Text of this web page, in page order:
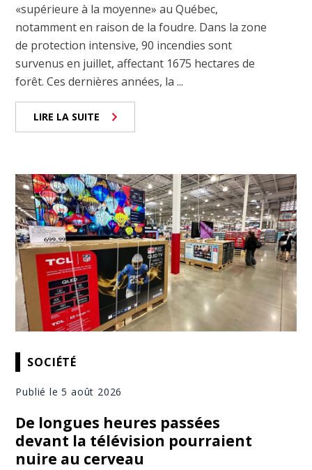
«supérieure à la moyenne» au Québec,
notamment en raison de la foudre. Dans la zone
de protection intensive, 90 incendies sont
survenus en juillet, affectant 1675 hectares de
forêt. Ces dernières années, la ...
LIRE LA SUITE
SOCIÉTÉ
Publié le 5 août 2026
De longues heures passées
devant la télévision pourraient
nuire au cerveau